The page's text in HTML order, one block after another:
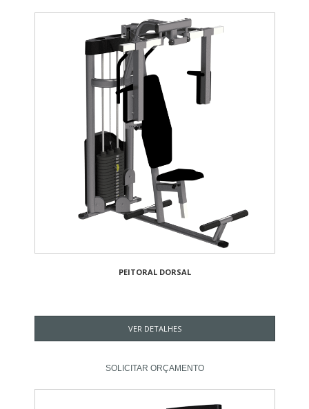
PEITORAL DORSAL
VER DETALHES
SOLICITAR ORÇAMENTO